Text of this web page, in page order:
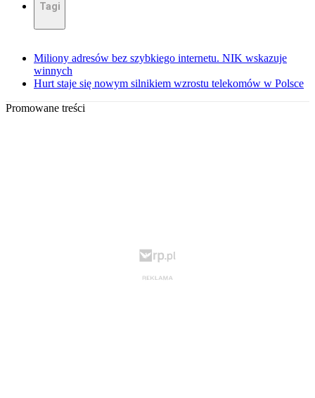
Tagi
Miliony adresów bez szybkiego internetu. NIK wskazuje
winnych
Hurt staje się nowym silnikiem wzrostu telekomów w Polsce
Promowane treści